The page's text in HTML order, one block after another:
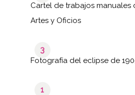
Cartel de trabajos manuales
Artes y Oficios
3
Fotografía del eclipse de
1